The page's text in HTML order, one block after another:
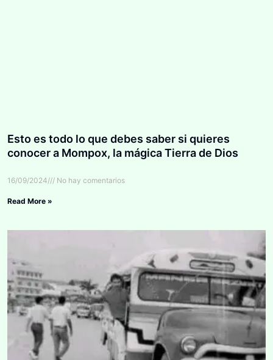
Esto es todo lo que debes saber si quieres
conocer a Mompox, la mágica Tierra de Dios
16/09/2024 No hay comentarios
Read More »